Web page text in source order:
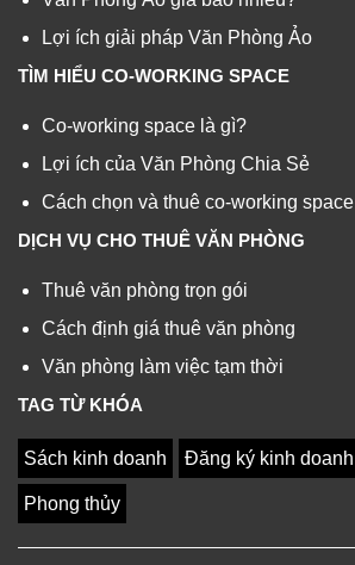
Lợi ích giải pháp Văn Phòng Ảo
TÌM HIỂU CO-WORKING SPACE
Co-working space là gì?
Lợi ích của Văn Phòng Chia Sẻ
Cách chọn và thuê co-working space
DỊCH VỤ CHO THUÊ VĂN PHÒNG
Thuê văn phòng trọn gói
Cách định giá thuê văn phòng
Văn phòng làm việc tạm thời
TAG TỪ KHÓA
Sách kinh doanh Đăng ký kinh doanh
Phong thủy